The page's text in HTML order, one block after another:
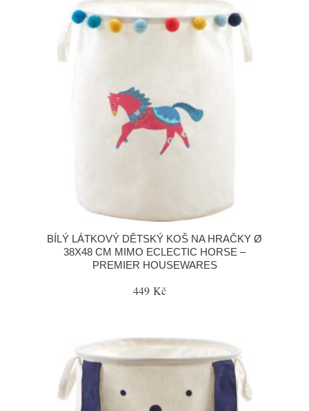
BÍLÝ LÁTKOVÝ DĚTSKÝ KOŠ NA HRAČKY Ø
38X48 CM MIMO ECLECTIC HORSE –
PREMIER HOUSEWARES
449 Kč